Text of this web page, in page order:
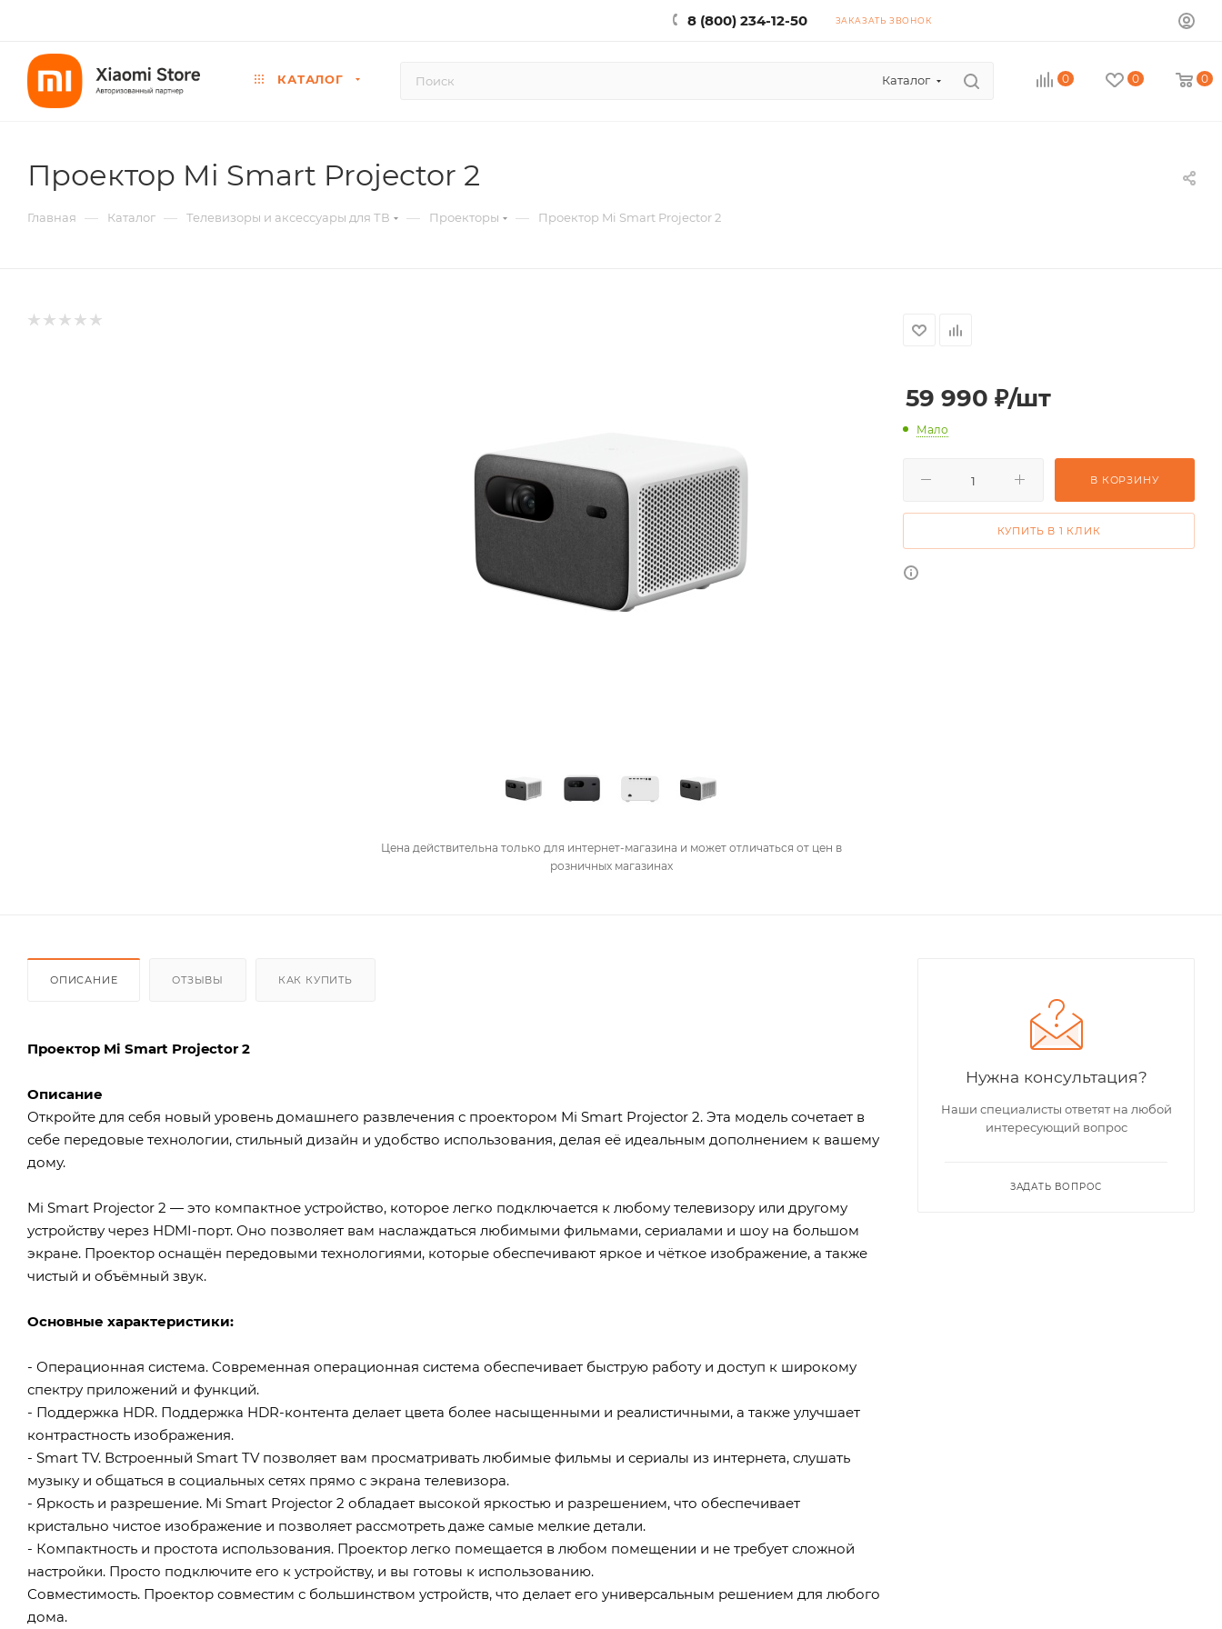
8 (800) 234-12-50 ЗАКАЗАТЬ ЗВОНОК
КАТАЛОГ Каталог 0 0 0
Проектор Mi Smart Projector 2
Главная — Каталог — Телевизоры и аксессуары для ТВ — Проекторы — Проектор Mi Smart Projector 2
Цена действительна только для интернет-магазина и может отличаться от цен в
розничных магазинах
59 990 ₽/шт
Мало
В КОРЗИНУ
КУПИТЬ В 1 КЛИК
ОПИСАНИЕ ОТЗЫВЫ КАК КУПИТЬ
Проектор Mi Smart Projector 2
Описание
Откройте для себя новый уровень домашнего развлечения с проектором Mi Smart Projector 2. Эта модель сочетает в
себе передовые технологии, стильный дизайн и удобство использования, делая её идеальным дополнением к вашему
дому.
Mi Smart Projector 2 — это компактное устройство, которое легко подключается к любому телевизору или другому
устройству через HDMI-порт. Оно позволяет вам наслаждаться любимыми фильмами, сериалами и шоу на большом
экране. Проектор оснащён передовыми технологиями, которые обеспечивают яркое и чёткое изображение, а также
чистый и объёмный звук.
Основные характеристики:
- Операционная система. Современная операционная система обеспечивает быструю работу и доступ к широкому
спектру приложений и функций.
- Поддержка HDR. Поддержка HDR-контента делает цвета более насыщенными и реалистичными, а также улучшает
контрастность изображения.
- Smart TV. Встроенный Smart TV позволяет вам просматривать любимые фильмы и сериалы из интернета, слушать
музыку и общаться в социальных сетях прямо с экрана телевизора.
- Яркость и разрешение. Mi Smart Projector 2 обладает высокой яркостью и разрешением, что обеспечивает
кристально чистое изображение и позволяет рассмотреть даже самые мелкие детали.
- Компактность и простота использования. Проектор легко помещается в любом помещении и не требует сложной
настройки. Просто подключите его к устройству, и вы готовы к использованию.
Совместимость. Проектор совместим с большинством устройств, что делает его универсальным решением для любого
дома.
Нужна консультация?
Наши специалисты ответят на любой
интересующий вопрос
ЗАДАТЬ ВОПРОС